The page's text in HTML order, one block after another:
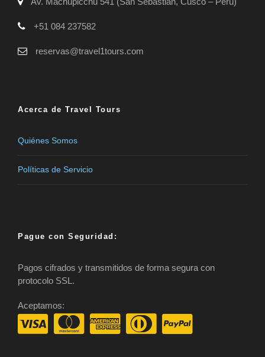
+51 084 237582
reservas@travel1tours.com
Acerca de Travel Tours
Quiénes Somos
Políticas de Servicio
Pague con Seguridad:
Pagos cifrados y transmitidos de forma segura con
protocolo SSL.
Aceptamos: